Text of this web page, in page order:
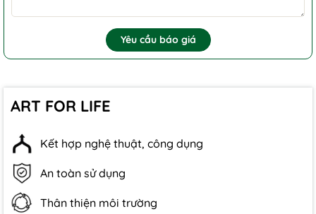
Yêu cầu báo giá
ART FOR LIFE
Kết hợp nghệ thuật, công dụng
An toàn sử dụng
Thân thiện môi trường